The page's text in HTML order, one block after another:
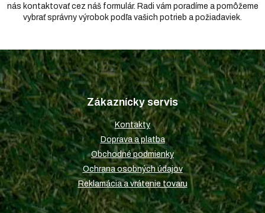
nás kontaktovať cez náš formulár. Radi vám poradíme a pomôžeme
vybrať správny výrobok podľa vašich potrieb a požiadaviek.
Z
á
p
ä
t
i
e
Zákaznícky servis
Kontakty
Doprava a platba
Obchodné podmienky
Ochrana osobných údajov
Reklamácia a vrátenie tovaru